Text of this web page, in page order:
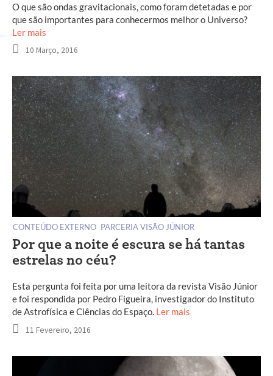
O que são ondas gravitacionais, como foram detetadas e por
que são importantes para conhecermos melhor o Universo?
Ler mais
10 Março, 2016
CONTEÚDO EXTERNO PARCERIA VISÃO JÚNIOR
Por que a noite é escura se há tantas
estrelas no céu?
Esta pergunta foi feita por uma leitora da revista Visão Júnior
e foi respondida por Pedro Figueira, investigador do Instituto
de Astrofísica e Ciências do Espaço. Ler mais
11 Fevereiro, 2016